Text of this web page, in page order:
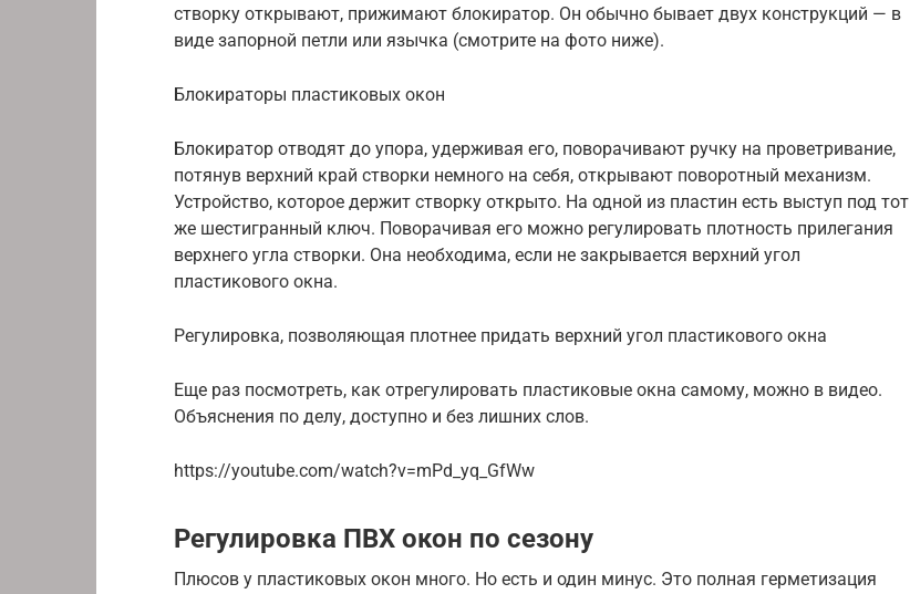
створку открывают, прижимают блокиратор. Он обычно бывает двух конструкций — в
виде запорной петли или язычка (смотрите на фото ниже).
Блокираторы пластиковых окон
Блокиратор отводят до упора, удерживая его, поворачивают ручку на проветривание,
потянув верхний край створки немного на себя, открывают поворотный механизм.
Устройство, которое держит створку открыто. На одной из пластин есть выступ под тот
же шестигранный ключ. Поворачивая его можно регулировать плотность прилегания
верхнего угла створки. Она необходима, если не закрывается верхний угол
пластикового окна.
Регулировка, позволяющая плотнее придать верхний угол пластикового окна
Еще раз посмотреть, как отрегулировать пластиковые окна самому, можно в видео.
Объяснения по делу, доступно и без лишних слов.
https://youtube.com/watch?v=mPd_yq_GfWw
Регулировка ПВХ окон по сезону
Плюсов у пластиковых окон много. Но есть и один минус. Это полная герметизация